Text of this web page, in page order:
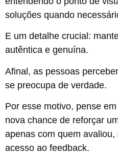
soluções quando
E um detalhe crucial:
autêntica e genuína.
Afinal, as pessoas
se preocupa de verdade.
Por esse motivo, pense
nova chance de reforçar
apenas com quem
acesso ao feedback.